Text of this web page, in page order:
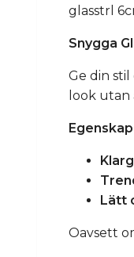
glasstrl
Snygga
Ge din
look utan
Lätt
Oavsett